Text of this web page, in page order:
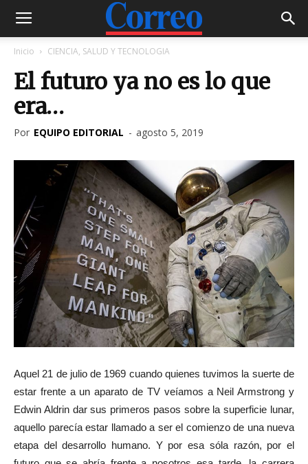
Inicio CIENCIA, SALUD Y TECNOLOGIA
El futuro ya no es lo que
era…
Por EQUIPO EDITORIAL - agosto 5, 2019
Aquel 21 de julio de 1969 cuando quienes tuvimos la suerte de
estar frente a un aparato de TV veíamos a Neil Armstrong y
Edwin Aldrin dar sus primeros pasos sobre la superficie lunar,
aquello parecía estar llamado a ser el comienzo de una nueva
etapa del desarrollo humano. Y por esa sóla razón, por el